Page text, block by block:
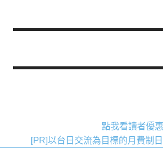
點我看讀者優惠
[PR]以台日交流為目標的月費制